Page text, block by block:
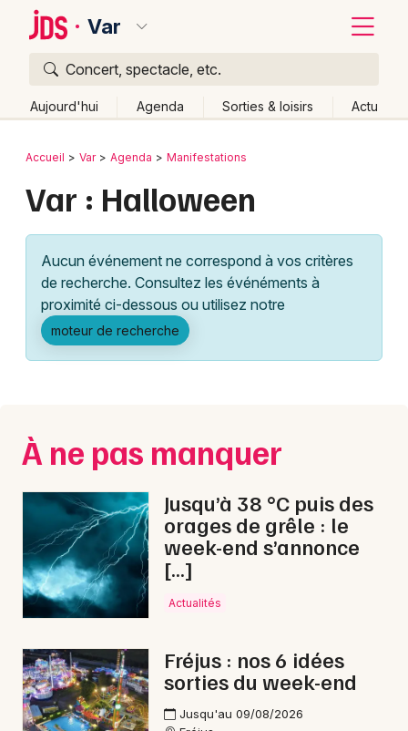
Var
Concert, spectacle, etc.
Aujourd'hui Agenda Sorties & loisirs Actu
Publier un événement
Grands événements
Activité & Expérience
Manifestations
Spectacles
Concerts
Sports
Soirées
Sorties famille
Expos
Sorties & loisirs
Bordeaux
Lille
Lyon
Marseille
Nantes
Nice
Paris
Strasbourg
Toulouse
Retour
Accueil Var Agenda Manifestations
Var : Halloween
Aucun événement ne correspond à vos critères
de recherche. Consultez les événéments à
proximité ci-dessous ou utilisez notre
moteur de recherche
À ne pas manquer
Jusqu’à 38 °C puis des
orages de grêle : le
week-end s’annonce
[…]
Actualités
Fréjus : nos 6 idées
sorties du week-end
Jusqu'au 09/08/2026
Quoi ?
Où ?
Près de moi
Changer de lieu
Quand ?
Ce week-end